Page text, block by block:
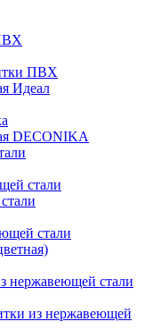
ПВХ
Идеал
DECONIKA
стали
стали
нержавеющей стали
из нержавеющей